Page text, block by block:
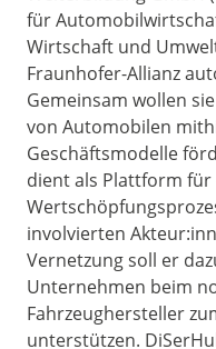
für
Wirtschaft und
Fraunhofer-Allianz
Gemeinsam wollen
von Automobilen
Geschäftsmodelle
dient als Plattform
involvierten
Vernetzung soll er
Unternehmen beim
Fahrzeughersteller
unterstützen.